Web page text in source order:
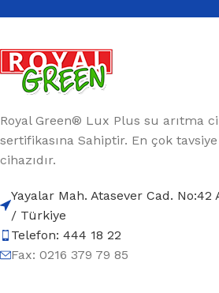
Royal Green® Lux Plus su arıtma
sertifikasına Sahiptir. En çok
cihazıdır.
Yayalar Mah. Atasever Cad.
/ Türkiye
Telefon: 444 18 22
Fax: 0216 379 79 85